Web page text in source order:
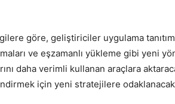
göre, geliştiriciler uygulama
ve eşzamanlı yükleme gibi yeni
daha verimli kullanan araçlara
için yeni stratejilere